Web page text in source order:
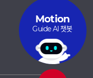
Motion
Guide AI 챗봇